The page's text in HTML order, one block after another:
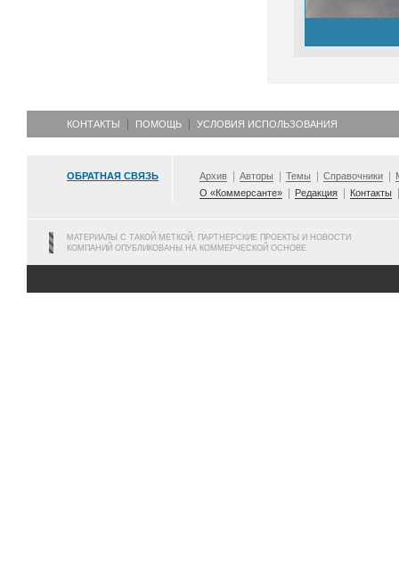
КОНТАКТЫ ПОМОЩЬ УСЛОВИЯ ИСПОЛЬЗОВАНИЯ
ОБРАТНАЯ СВЯЗЬ Архив Авторы Темы Справочники
О «Коммерсанте»
Редакция Контакты
МАТЕРИАЛЫ С ТАКОЙ МЕТКОЙ, ПАРТНЕРСКИЕ ПРОЕКТЫ И НОВОСТИ
КОМПАНИЙ ОПУБЛИКОВАНЫ НА КОММЕРЧЕСКОЙ ОСНОВЕ